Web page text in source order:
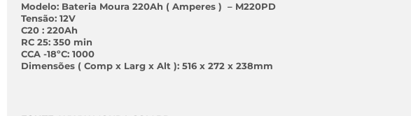
Modelo: Bateria Moura 220Ah ( Amperes ) – M220PD
Tensão: 12V
C20 : 220Ah
RC 25: 350 min
CCA -18ºC: 1000
Dimensões ( Comp x Larg x Alt ): 516 x 272 x 238mm